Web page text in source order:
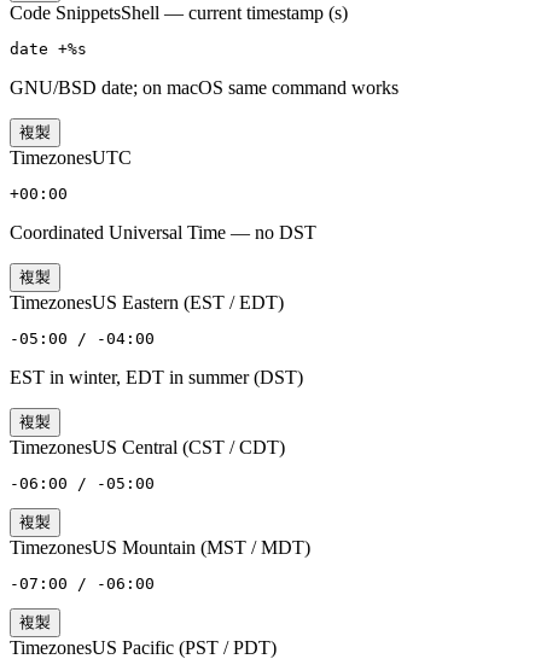
Code SnippetsShell — current timestamp (s)
date +%s
GNU/BSD date; on macOS same command works
複製
TimezonesUTC
+00:00
Coordinated Universal Time — no DST
複製
TimezonesUS Eastern (EST / EDT)
-05:00 / -04:00
EST in winter, EDT in summer (DST)
複製
TimezonesUS Central (CST / CDT)
-06:00 / -05:00
複製
TimezonesUS Mountain (MST / MDT)
-07:00 / -06:00
複製
TimezonesUS Pacific (PST / PDT)